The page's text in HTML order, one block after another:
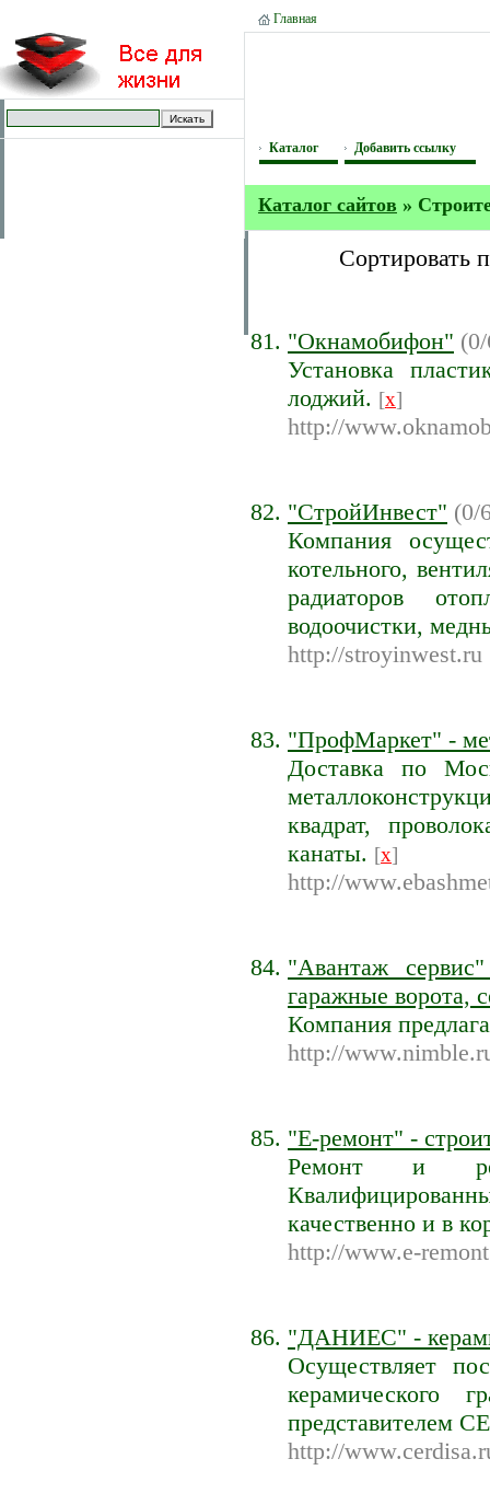
Главная
Каталог Добавить ссылку
Каталог сайтов »
Сортировать
"Окнамобифон"
Установка
лоджий. [x]
http://
"СтройИнвест" (0/
Компания
котельного,
радиаторов
водоочистки,
http://stroyinwest.ru
"ПрофМаркет" -
Доставка по
квадрат,
канаты. [x]
http://
"Авантаж
гаражные ворота,
Компания
http://
"E-ремонт" -
Ремонт и
качественно и в
http://www.e-
"ДАНИЕС" -
Осуществляет
керамического
представителем
http://